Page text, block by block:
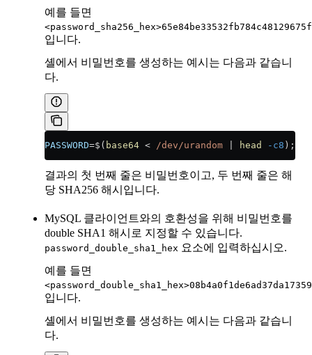
예를 들면
입니다.
셸에서 비밀번호를 생성하는 예시는 다음과 같습니
다.
PASSWORD=$( base64 < /dev/urandom head -c8 );
결과의 첫 번째 줄은 비밀번호이고, 두 번째 줄은 해
당 SHA256 해시입니다.
MySQL 클라이언트와의 호환성을 위해 비밀번호를
double SHA1 해시로 지정할 수 있습니다.
password_double_sha1_hex 요소에 입력하십시오.
예를 들면
입니다.
셸에서 비밀번호를 생성하는 예시는 다음과 같습니
다.